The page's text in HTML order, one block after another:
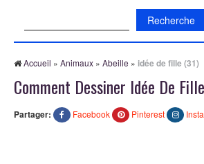
Accueil » Animaux » Abeille » idée de fille (31)
Comment Dessiner Idée De
Partager: Facebook Pinterest